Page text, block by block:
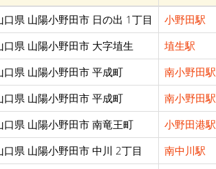
口県 山陽小野田市 日の出 1丁目 小野田駅
口県 山陽小野田市 大字埴生 埴生駅
口県 山陽小野田市 平成町 南小野田駅
口県 山陽小野田市 平成町 南小野田駅
口県 山陽小野田市 南竜王町 小野田港駅
口県 山陽小野田市 中川 2丁目 南中川駅